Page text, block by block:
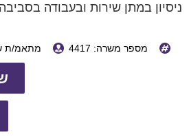
ניסיון במתן שירות ובעבודה
מספר משרה: 4417 מתאמ/ת